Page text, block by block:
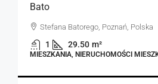
Bato
Stefana Batorego, Poznań, Polska
1 29.50 m²
MIESZKANIA, NIERUCHOMOŚCI